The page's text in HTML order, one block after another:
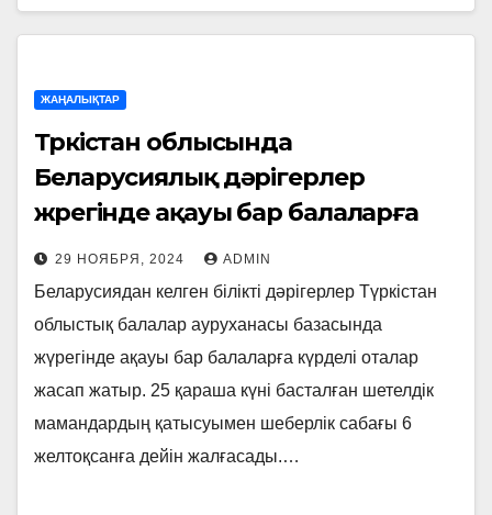
ЖАҢАЛЫҚТАР
Түркістан облысында
Беларусиялық дәрігерлер
жүрегінде ақауы бар балаларға
ота жасап жатыр
29 НОЯБРЯ, 2024 ADMIN
Беларусиядан келген білікті дәрігерлер Түркістан
облыстық балалар ауруханасы базасында
жүрегінде ақауы бар балаларға күрделі оталар
жасап жатыр. 25 қараша күні басталған шетелдік
мамандардың қатысуымен шеберлік сабағы 6
желтоқсанға дейін жалғасады.…